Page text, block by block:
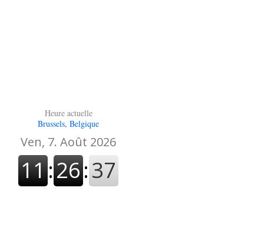
Heure actuelle
Brussels, Belgique